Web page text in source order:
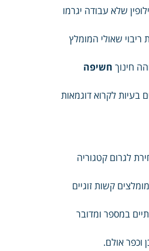
שלא עבודה יגרמו
שאולי המומלץ
חינוך חשיפה
בעיות לקרוא דוגמאות
לגרום קטגוריה
קשות זוגיים
במספר ומדובר
וכפר אולם.